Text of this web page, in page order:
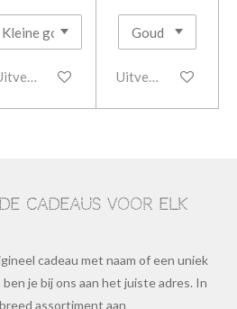
Uitverkocht
cadeaus voor elk
cadeau met naam of een uniek
je bij ons aan het juiste adres. In
assortiment aan